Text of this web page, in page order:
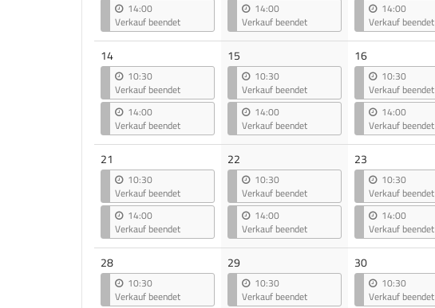
14:00
Verkauf beendet
14:00
Verkauf beendet
14:00
Verkauf beendet
14
10:30
Verkauf beendet
14:00
Verkauf beendet
15
10:30
Verkauf beendet
14:00
Verkauf beendet
16
10:30
Verkauf beendet
14:00
Verkauf beendet
21
10:30
Verkauf beendet
14:00
Verkauf beendet
22
10:30
Verkauf beendet
14:00
Verkauf beendet
23
10:30
Verkauf beendet
14:00
Verkauf beendet
28
10:30
Verkauf beendet
29
10:30
Verkauf beendet
30
10:30
Verkauf beendet